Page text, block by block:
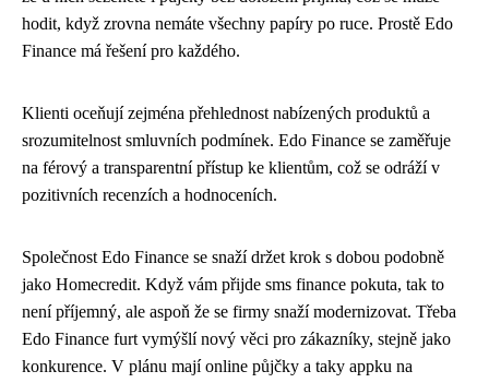
hodit, když zrovna nemáte všechny papíry po ruce. Prostě Edo
Finance má řešení pro každého.
Klienti oceňují zejména přehlednost nabízených produktů a
srozumitelnost smluvních podmínek. Edo Finance se zaměřuje
na férový a transparentní přístup ke klientům, což se odráží v
pozitivních recenzích a hodnoceních.
Společnost Edo Finance se snaží držet krok s dobou podobně
jako Homecredit. Když vám přijde sms finance pokuta, tak to
není příjemný, ale aspoň že se firmy snaží modernizovat. Třeba
Edo Finance furt vymýšlí nový věci pro zákazníky, stejně jako
konkurence. V plánu mají online půjčky a taky appku na